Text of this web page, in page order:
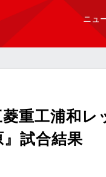
ニュ
重工浦和レ
試合結果